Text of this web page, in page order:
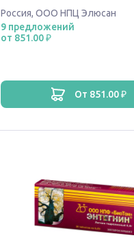
Россия, ООО НПЦ Элюсан
9 предложений
от 851.00 ₽
от 851.00 ₽